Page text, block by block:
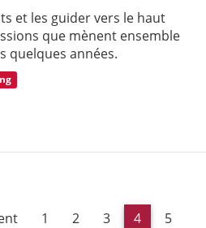
et les guider vers le haut
que mènent ensemble
quelques années.
1 2 3 4
5